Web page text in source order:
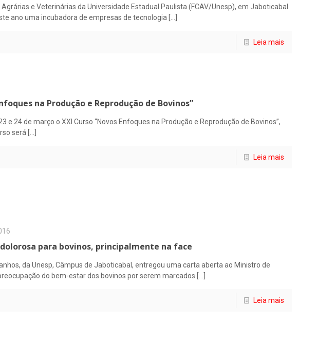
e Veterinárias da Universidade Estadual Paulista (FCAV/Unesp), em Jaboticabal
ano uma incubadora de empresas de tecnologia
Leia mais
na Produção e Reprodução de Bovinos”
e 24 de março o XXI Curso “Novos Enfoques na Produção e Reprodução de Bovinos”,
será
Leia mais
para bovinos, principalmente na face
da Unesp, Câmpus de Jaboticabal, entregou uma carta aberta ao Ministro de
do bem-estar dos bovinos por serem marcados
Leia mais